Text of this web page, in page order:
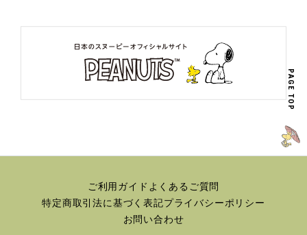
PAGE TOP
ご利用ガイド よくあるご質問
特定商取引法に基づく表記プライバシーポリシー
お問い合わせ